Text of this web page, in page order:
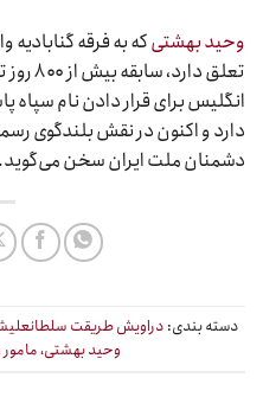
وحید بهشتیکه به فرقه
تعلق
انگلیس برای قرار دادن نام سپاه
دارد و اکنون در نقش بلندگوی
دشمنان ملت ایران سخن می‌گوید.
دسته بندی:دراویش طریقت
وحید بهشتی، مامور